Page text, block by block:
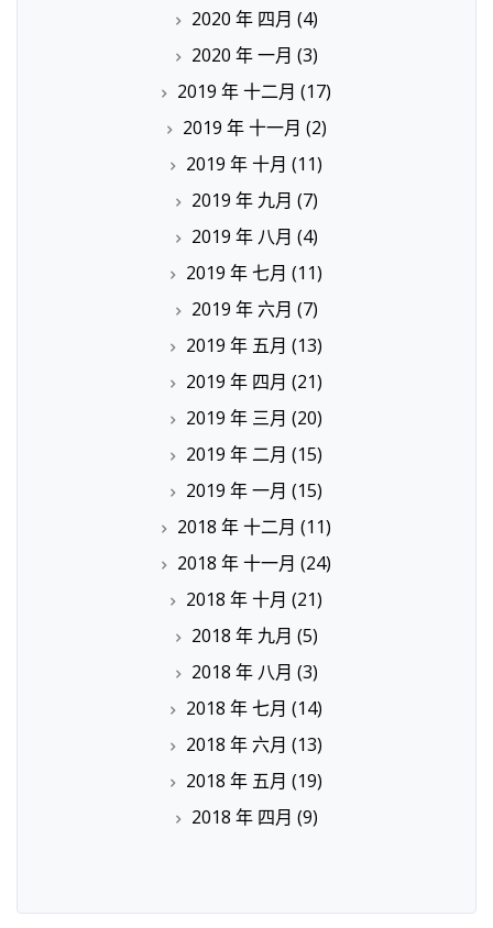
2020 年 四月 (4)
2020 年 一月 (3)
2019 年 十二月 (17)
2019 年 十一月 (2)
2019 年 十月 (11)
2019 年 九月 (7)
2019 年 八月 (4)
2019 年 七月 (11)
2019 年 六月 (7)
2019 年 五月 (13)
2019 年 四月 (21)
2019 年 三月 (20)
2019 年 二月 (15)
2019 年 一月 (15)
2018 年 十二月 (11)
2018 年 十一月 (24)
2018 年 十月 (21)
2018 年 九月 (5)
2018 年 八月 (3)
2018 年 七月 (14)
2018 年 六月 (13)
2018 年 五月 (19)
2018 年 四月 (9)